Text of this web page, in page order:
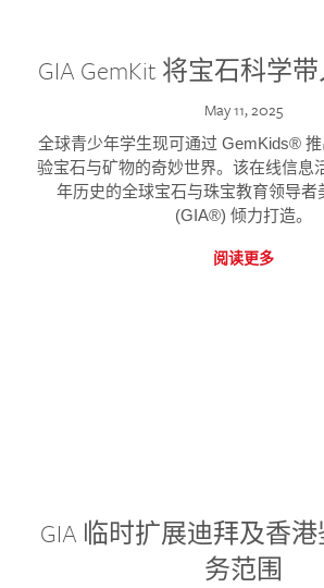
GIA GemKit 将宝石科学
May 11, 2025
全球青少年学生现可通过 GemKids®
验宝石与矿物的奇妙世界。该在线信息
年历史的全球宝石与珠宝教育领导者
(GIA®) 倾力打造。
阅读更多
GIA 临时扩展迪拜及香
务范围